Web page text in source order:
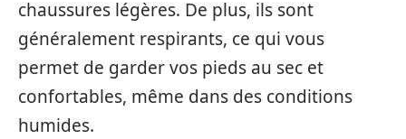
chaussures légères. De plus, ils sont
généralement respirants, ce qui vous
permet de garder vos pieds au sec et
confortables, même dans des conditions
humides.